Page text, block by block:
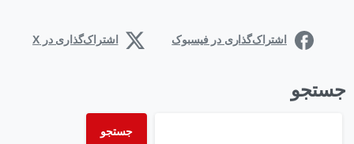
اشتراک‌گذاری در فیسبوک اشتراک‌گذاری در X
جستجو
جستجو